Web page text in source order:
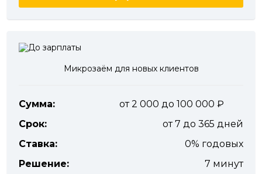
Микрозаём для новых клиентов
Сумма:
от 2 000 до 100 000
Срок:
от 7 до 365 дней
Ставка:
0% годовых
Решение:
7 минут